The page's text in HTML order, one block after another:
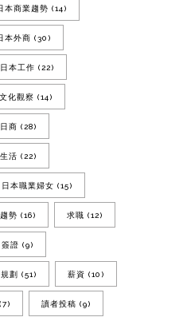
本商業趨勢 (14)
本外商 (30)
日本工作 (22)
化觀察 (14)
商 (28)
活 (22)
日本職業婦女 (15)
勢 (16) 求職 (12)
簽證 (9)
劃 (51) 薪資 (10)
(7) 讀者投稿 (9)